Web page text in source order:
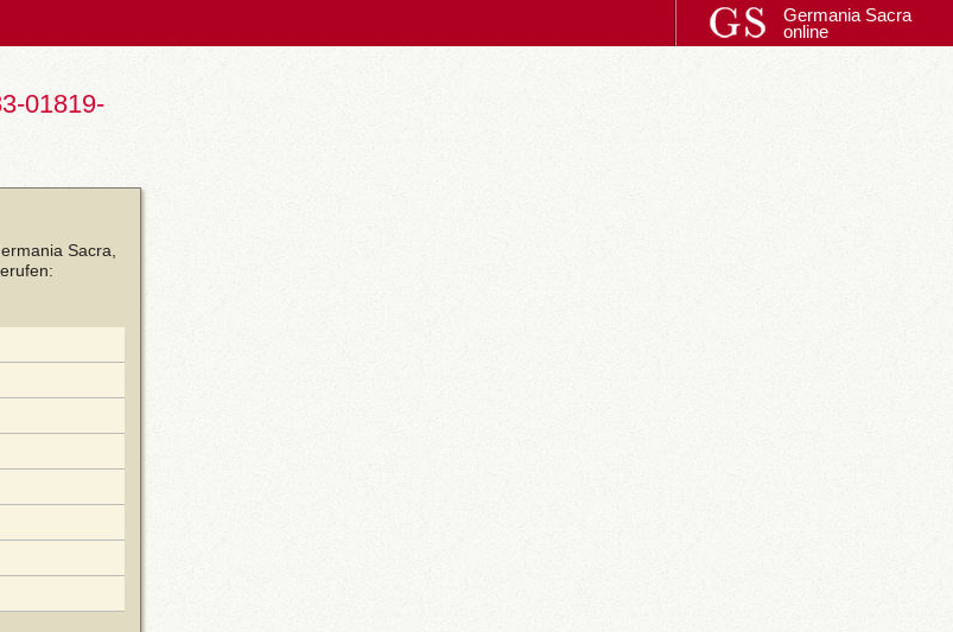
Germania Sacra
online
01819-
Sacra,